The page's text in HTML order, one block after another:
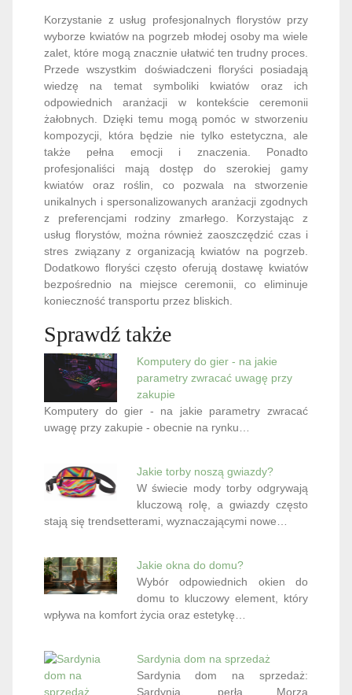
Korzystanie z usług profesjonalnych florystów przy
wyborze kwiatów na pogrzeb młodej osoby ma wiele
zalet, które mogą znacznie ułatwić ten trudny proces.
Przede wszystkim doświadczeni floryści posiadają
wiedzę na temat symboliki kwiatów oraz ich
odpowiednich aranżacji w kontekście ceremonii
żałobnych. Dzięki temu mogą pomóc w stworzeniu
kompozycji, która będzie nie tylko estetyczna, ale
także pełna emocji i znaczenia. Ponadto
profesjonaliści mają dostęp do szerokiej gamy
kwiatów oraz roślin, co pozwala na stworzenie
unikalnych i spersonalizowanych aranżacji zgodnych
z preferencjami rodziny zmarłego. Korzystając z
usług florystów, można również zaoszczędzić czas i
stres związany z organizacją kwiatów na pogrzeb.
Dodatkowo floryści często oferują dostawę kwiatów
bezpośrednio na miejsce ceremonii, co eliminuje
konieczność transportu przez bliskich.
Sprawdź także
Komputery do gier - na jakie
parametry zwracać uwagę przy
zakupie
Komputery do gier - na jakie parametry zwracać
uwagę przy zakupie - obecnie na rynku…
Jakie torby noszą gwiazdy?
W świecie mody torby odgrywają
kluczową rolę, a gwiazdy często
stają się trendsetterami, wyznaczającymi nowe…
Jakie okna do domu?
Wybór odpowiednich okien do
domu to kluczowy element, który
wpływa na komfort życia oraz estetykę…
Sardynia dom na sprzedaż
Sardynia dom na sprzedaż:
Sardynia, perła Morza